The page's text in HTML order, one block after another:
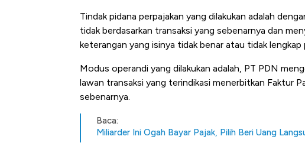
Tindak pidana perpajakan yang dilakukan adalah
tidak berdasarkan transaksi yang sebenarnya dan
keterangan yang isinya tidak benar atau tidak lengkap
Modus operandi yang dilakukan adalah, PT PDN
lawan transaksi yang terindikasi menerbitkan Faktur
sebenarnya.
Baca:
Miliarder Ini Ogah Bayar Pajak, Pilih Beri Uang
Kongo Tutup Keran Ekspor, Harga